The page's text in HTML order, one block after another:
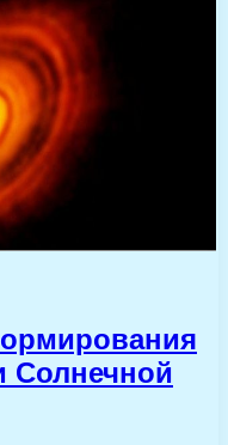
Солнечной